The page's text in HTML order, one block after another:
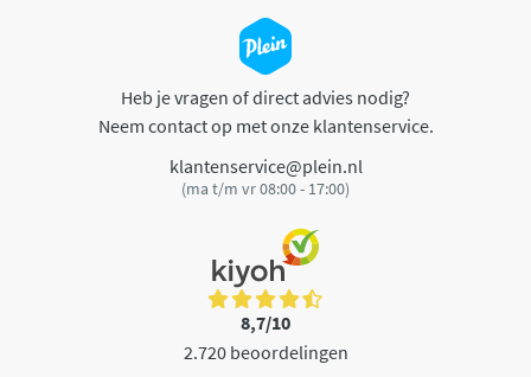
Heb je vragen of direct advies nodig?
Neem contact op met onze klantenservice.
klantenservice@plein.nl
(ma t/m vr 08:00 - 17:00)
8,7/10
2.720 beoordelingen